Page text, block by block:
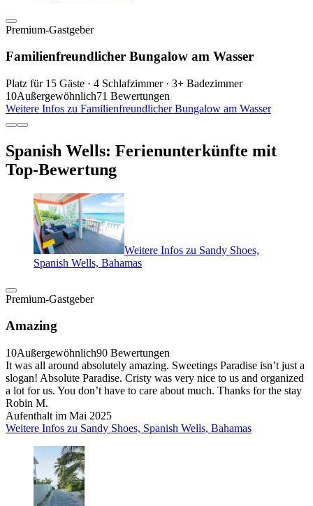
Premium-Gastgeber
Familienfreundlicher Bungalow am Wasser
Platz für 15 Gäste · 4 Schlafzimmer · 3+ Badezimmer
10Außergewöhnlich71 Bewertungen
Weitere Infos zu Familienfreundlicher Bungalow am Wasser
Spanish Wells: Ferienunterkünfte mit
Top-Bewertung
Weitere Infos zu Sandy Shoes,
Spanish Wells, Bahamas
Premium-Gastgeber
Amazing
10Außergewöhnlich90 Bewertungen
It was all around absolutely amazing. Sweetings Paradise isn’t just a
slogan! Absolute Paradise. Cristy was very nice to us and organized
a lot for us. You don’t have to care about much. Thanks for the stay
Robin M.
Aufenthalt im Mai 2025
Weitere Infos zu Sandy Shoes, Spanish Wells, Bahamas